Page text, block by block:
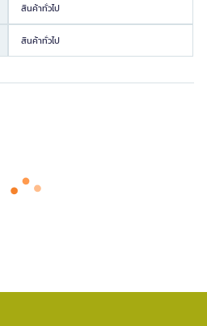
สินค้าทั่วไป
สินค้าทั่วไป